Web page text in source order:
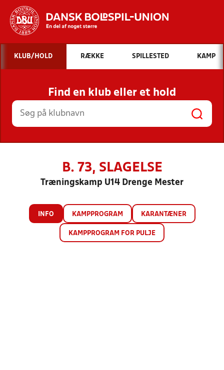
Hvad vil du søge efter?
INDHOLD OG NYHEDER
STILLINGER, RESULTATER, KLUBBER OG
HOLD
KLUB/HOLD RÆKKE SPILLESTED KAMP
Find en klub eller et hold
B. 73, SLAGELSE
Træningskamp U14 Drenge Mester
INFO KAMPPROGRAM KARANTÆNER
KAMPPROGRAM FOR PULJE